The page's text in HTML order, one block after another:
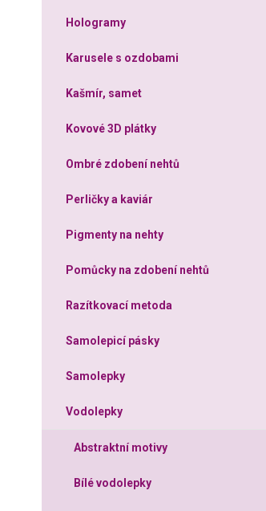
Hologramy
Karusele s ozdobami
Kašmír, samet
Kovové 3D plátky
Ombré zdobení nehtů
Perličky a kaviár
Pigmenty na nehty
Pomůcky na zdobení nehtů
Razítkovací metoda
Samolepicí pásky
Samolepky
Vodolepky
Abstraktní motivy
Bílé vodolepky